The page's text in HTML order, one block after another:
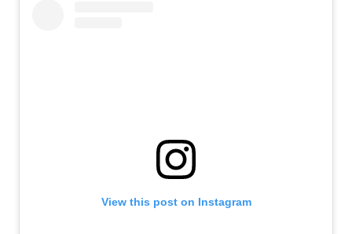
View this post on Instagram